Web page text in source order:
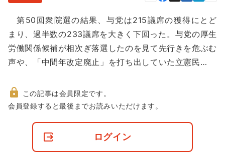
に
第50回衆院選の結果、与党は215議席の獲得にとど
まり、過半数の233議席を大きく下回った。与党の厚生
労働関係候補が相次ぎ落選したのを見て先行きを危ぶむ
声や、「中間年改定廃止」を打ち出していた立憲民…
非
この記事は会員限定です。
会員登録すると最後までお読みいただけます。
ログイン